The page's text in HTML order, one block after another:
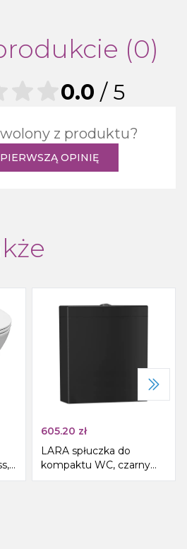
(0)
z produktu?
OPINIĘ
0.0 / 5
605.20 zł
LARA spłuczka do
kompaktu WC, czarny
mat